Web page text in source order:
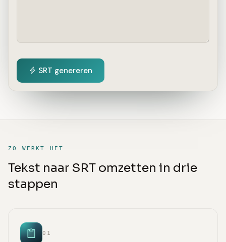
SRT genereren
ZO WERKT HET
Tekst naar SRT omzetten in drie
stappen
01